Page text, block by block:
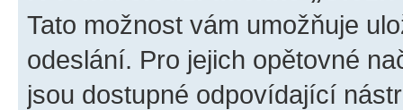
Tato možnost vám umožňuje
odeslání. Pro jejich opětovné
jsou dostupné odpovídající